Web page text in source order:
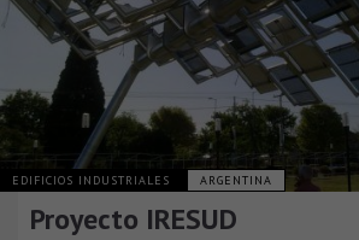
EDIFICIOS INDUSTRIALES ARGENTINA
Proyecto IRESUD